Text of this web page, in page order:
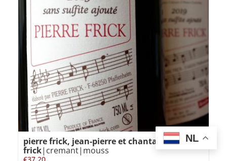
pierre frick, jean-pierre et chantal
frick|cremant|mouss
NL